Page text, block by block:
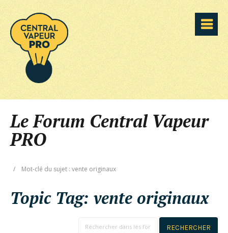
Le Forum Central Vapeur
PRO
/ Mot-clé du sujet : vente originaux
Topic Tag: vente originaux